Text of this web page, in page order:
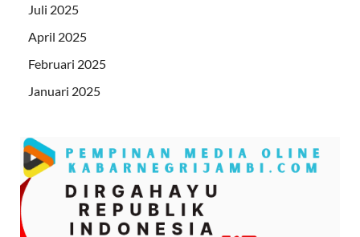
Juli 2025
April 2025
Februari 2025
Januari 2025